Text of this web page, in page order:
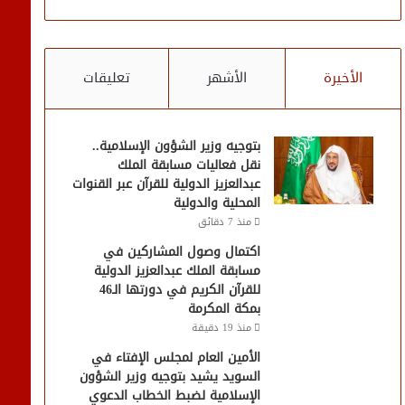
الأخيرة الأشهر تعليقات
بتوجيه وزير الشؤون الإسلامية..
نقل فعاليات مسابقة الملك
عبدالعزيز الدولية للقرآن عبر القنوات
المحلية والدولية
منذ 7 دقائق
اكتمال وصول المشاركين في
مسابقة الملك عبدالعزيز الدولية
للقرآن الكريم في دورتها الـ46
بمكة المكرمة
منذ 19 دقيقة
الأمين العام لمجلس الإفتاء في
السويد يشيد بتوجيه وزير الشؤون
الإسلامية لضبط الخطاب الدعوي